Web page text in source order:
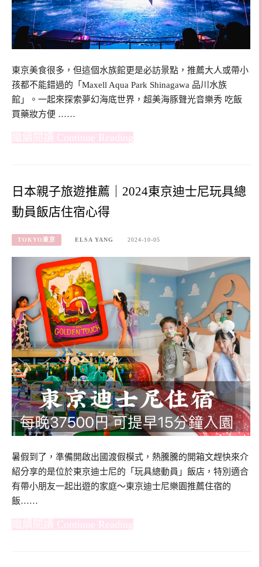
東京美食很多，但這個水族館更是必訪景點，推薦大人或帶小
孩都不能錯過的「Maxell Aqua Park Shinagawa 品川水族
館」。一起來探索夢幻海底世界，超美海豚聲光音樂秀 吃飯
買藥妝方便 ……
Continue Reading
日本親子旅遊推薦｜2024東京迪士尼玩具總
動員飯店住宿心得
TOKYO東京 ELSA YANG 2024-10-05
暑假到了，準備開啟出國渡假模式，熱騰騰的開箱文趕快來介
紹分享的是位於東京迪士尼的「玩具總動員」飯店，特別適合
有帶小朋友一起出遊的家庭～東京迪士尼樂園推薦住宿的
飯……
Continue Reading